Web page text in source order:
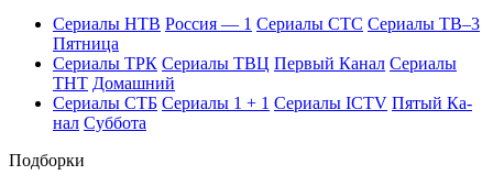
Се­риа­лы НТВ Рос­сия — 1 Се­риа­лы СТС Се­риа­лы ТВ–3
Пят­ни­ца
Се­риа­лы ТРК Се­риа­лы ТВЦ Пер­вый Ка­нал Се­риа­лы
ТНТ До­маш­ний
Се­риа­лы СТБ Се­риа­лы 1 + 1 Се­риа­лы ICTV Пя­тый Ка­
нал Суб­бо­та
Подборки